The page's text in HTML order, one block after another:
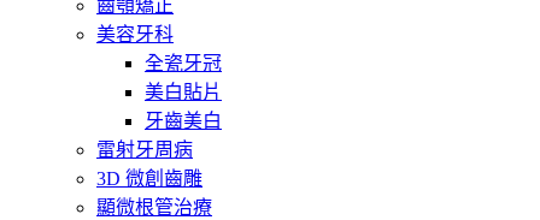
齒顎矯正
美容牙科
全瓷牙冠
美白貼片
牙齒美白
雷射牙周病
3D 微創齒雕
顯微根管治療